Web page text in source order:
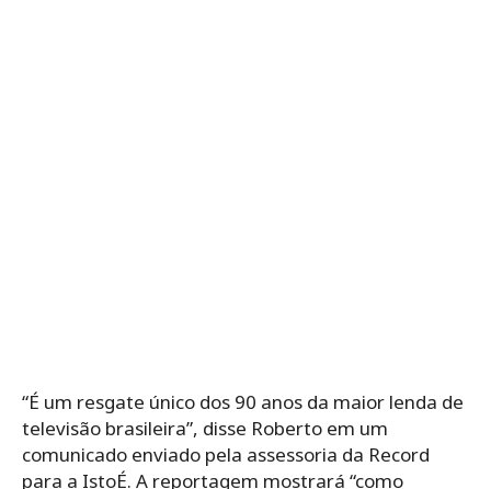
“É um resgate único dos 90 anos da maior lenda de
televisão brasileira”, disse Roberto em um
comunicado enviado pela assessoria da Record
para a IstoÉ. A reportagem mostrará “como